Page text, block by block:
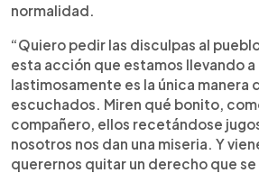
normalidad.
“Quiero pedir las disculpas al
esta acción que estamos llevando
lastimosamente es la única manera
escuchados. Miren qué bonito,
compañero, ellos recetándose
nosotros nos dan una miseria. Y
querernos quitar un derecho que se